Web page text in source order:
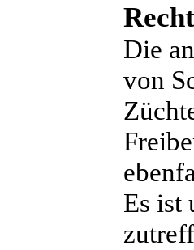
Die
von
Es ist